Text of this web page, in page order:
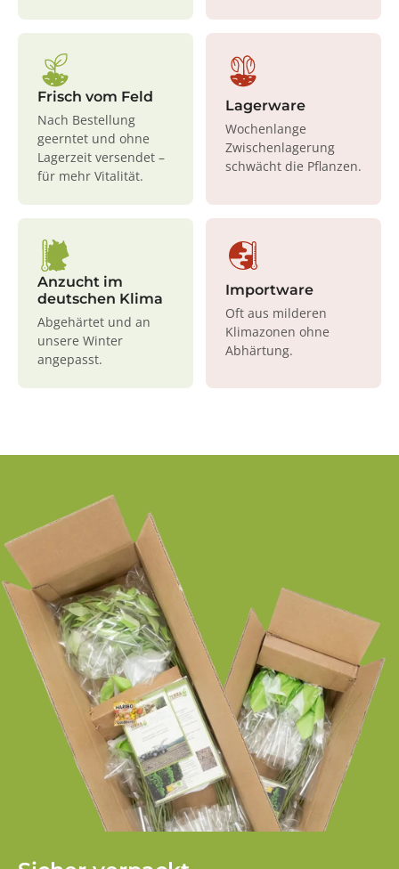
Frisch vom Feld
Nach Bestellung
geerntet und ohne
Lagerzeit versendet –
für mehr Vitalität.
Lagerware
Wochenlange
Zwischenlagerung
schwächt die Pflanzen.
Anzucht im
deutschen Klima
Abgehärtet und an
unsere Winter
angepasst.
Importware
Oft aus milderen
Klimazonen ohne
Abhärtung.